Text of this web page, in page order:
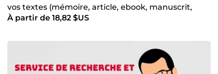
vos textes (mémoire, article, ebook, manuscrit,
etc.)
À partir de 18,82 $US